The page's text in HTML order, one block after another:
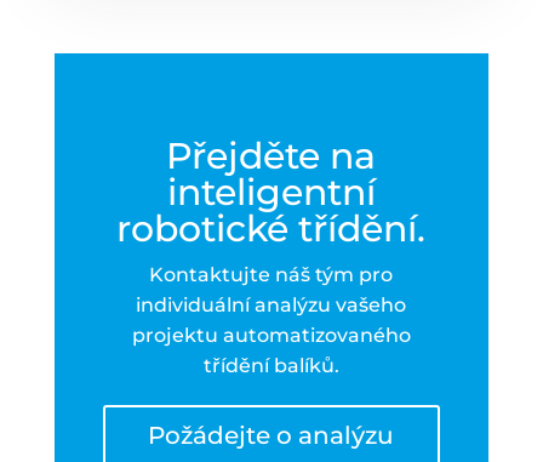
Přejděte na
inteligentní
robotické třídění.
Kontaktujte náš tým pro
individuální analýzu vašeho
projektu automatizovaného
třídění balíků.
Požádejte o analýzu